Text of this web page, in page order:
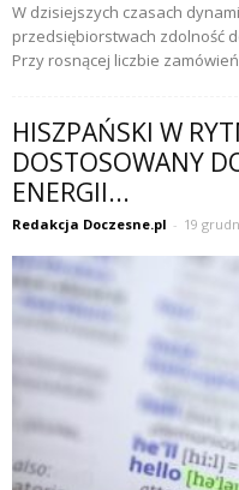
W dzisiejszych czasach
przedsiębiorstwach zdolność
Przy rosnącej liczbie
HISZPAŃSKI W
DOSTOSOWANY
ENERGII...
Redakcja Doczesne.pl - 19